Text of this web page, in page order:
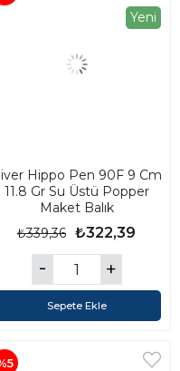
Hippo Pen 90F 9 Cm
11.8 Gr Su Üstü Popper
Maket Balık
₺322,39
₺339,36
Sepete Ekle
Yeni